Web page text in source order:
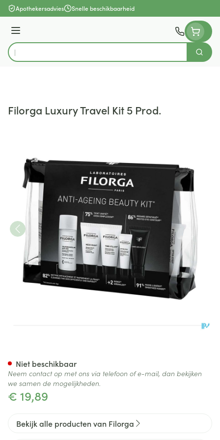
Ga naar de inhoud
Apothekersadvies Snelle beschikbaarheid
Menu
Product, merk, categorie...
Zoek
Filorga Luxury Travel Kit 5 Prod.
€ 19,89
Niet beschikbaar
Neem contact op met ons via telefoon of e-mail, dan bekijken
we samen de mogelijkheden.
Bekijk alle producten van Filorga